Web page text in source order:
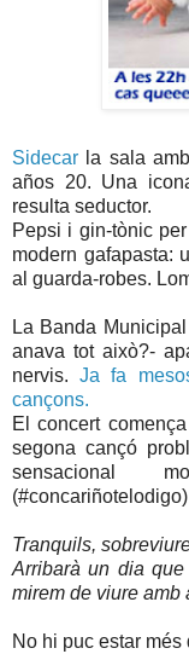
Sidecar la sala
años 20. Una
resulta seductor.
Pepsi i gin-tònic
modern gafapasta:
al guarda-robes.
La Banda
anava tot això?-
nervis.Ja fa
cançons.
El concert
segona cançó
sensacional
(#concariñotelodigo)
Tranquils,
Arribarà un dia
mirem de viure amb
No hi puc estar més